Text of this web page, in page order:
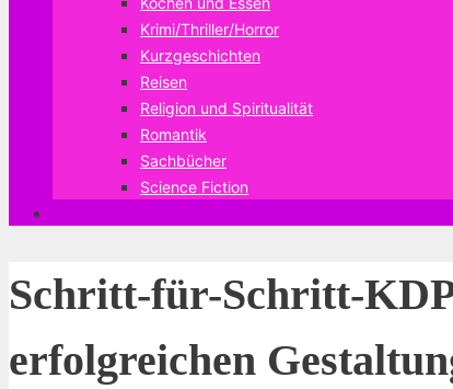
Krimi/Thriller/Horror
Kurzgeschichten
Reisen
Religion und Spiritualität
Romantik
Sachbücher
Science Fiction
Schritt-für-Schritt-
erfolgreichen